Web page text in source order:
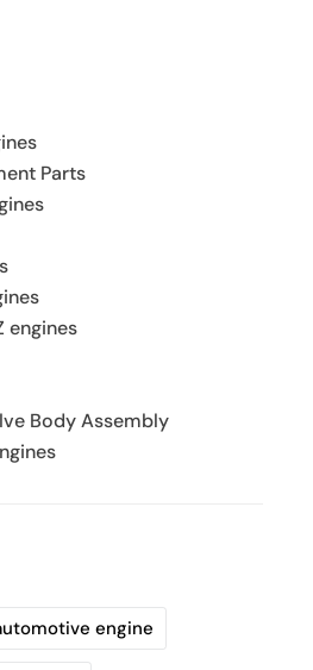
Parts
engines
Body Assembly
engine